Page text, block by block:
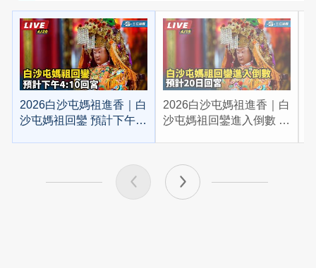
2026白沙屯媽祖進香｜白
沙屯媽祖回鑾 預計下午
2026白沙屯媽祖進香｜白
沙屯媽祖回鑾進入倒數 預